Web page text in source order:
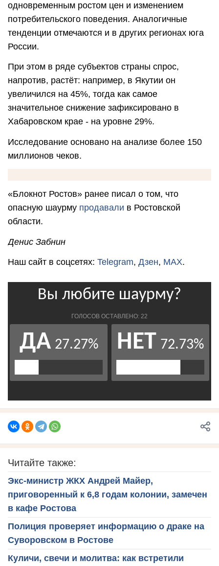
одновременным ростом цен и изменением
потребительского поведения. Аналогичные
тенденции отмечаются и в других регионах юга
России.
При этом в ряде субъектов страны спрос,
напротив, растёт: например, в Якутии он
увеличился на 45%, тогда как самое
значительное снижение зафиксировано в
Хабаровском крае - на уровне 29%.
Исследование основано на анализе более 150
миллионов чеков.
«Блокнот Ростов» ранее писал о том, что
опасную шаурму продавали в Ростовской
области.
Денис Забнин
Наш сайт в соцсетях: Telegram, Дзен, MAX.
Читайте также:
Экс-министр ЖКХ Андрей Майер,
приговоренный к 6,8 годам колонии, замечен
в кафе Ростова
Полиция проверяет информацию о драке на
Суворовском в Ростове
Куличи, свечи и молитва: как встретили